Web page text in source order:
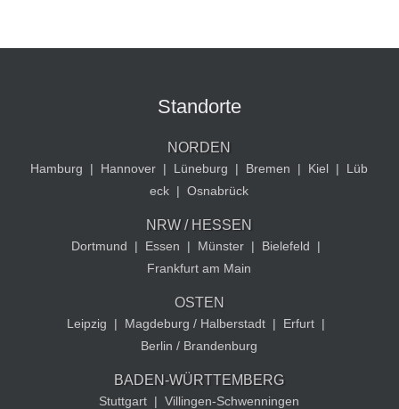
Standorte
NORDEN
Hamburg | Hannover | Lüneburg | Bremen | Kiel |
Lüb
eck | Osnabrück
NRW / HESSEN
Dortmund | Essen | Münster | Bielefeld
|
Frankfurt am Main
OSTEN
Leipzig | Magdeburg / Halberstadt | Erfurt |
Berlin / Brandenburg
BADEN-WÜRTTEMBERG
Stuttgart | Villingen-Schwenningen